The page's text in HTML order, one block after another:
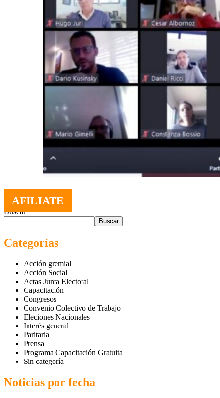
AFILIATE
Buscar
Buscar
Categorías
Acción gremial
Acción Social
Actas Junta Electoral
Capacitación
Congresos
Convenio Colectivo de Trabajo
Eleciones Nacionales
Interés general
Paritaria
Prensa
Programa Capacitación Gratuita
Sin categoría
Noticias por fecha